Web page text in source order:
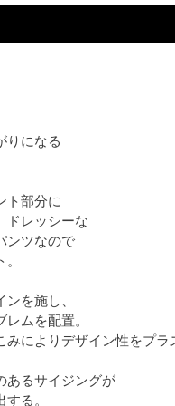
りになる
ト部分に
ドレッシーな
ンツなので
を施し、
ムを配置。
みによりデザイン性をプラ
あるサイジングが
る。